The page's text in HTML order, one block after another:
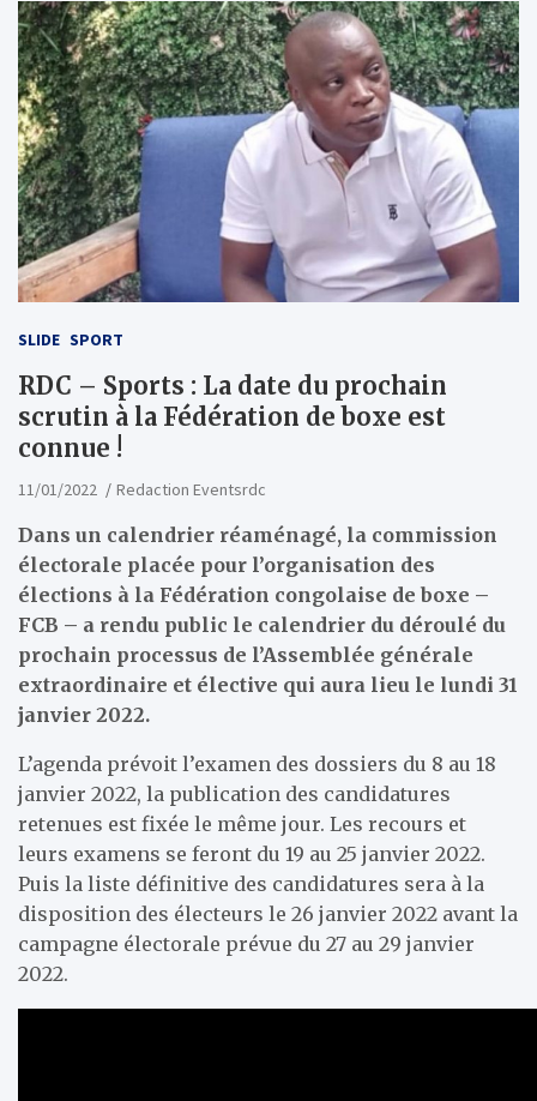
SLIDE SPORT
RDC – Sports : La date du prochain
scrutin à la Fédération de boxe est
connue !
11/01/2022 Redaction Eventsrdc
Dans un calendrier réaménagé, la commission
électorale placée pour l’organisation des
élections à la Fédération congolaise de boxe –
FCB – a rendu public le calendrier du déroulé du
prochain processus de l’Assemblée générale
extraordinaire et élective qui aura lieu le lundi 31
janvier 2022.
L’agenda prévoit l’examen des dossiers du 8 au 18
janvier 2022, la publication des candidatures
retenues est fixée le même jour. Les recours et
leurs examens se feront du 19 au 25 janvier 2022.
Puis la liste définitive des candidatures sera à la
disposition des électeurs le 26 janvier 2022 avant la
campagne électorale prévue du 27 au 29 janvier
2022.